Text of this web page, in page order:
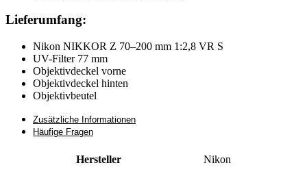
Lieferumfang:
Nikon NIKKOR Z 70–200 mm 1:2,8 VR S
UV-Filter 77 mm
Objektivdeckel vorne
Objektivdeckel hinten
Objektivbeutel
Zusätzliche Informationen
Häufige Fragen
Hersteller Nikon